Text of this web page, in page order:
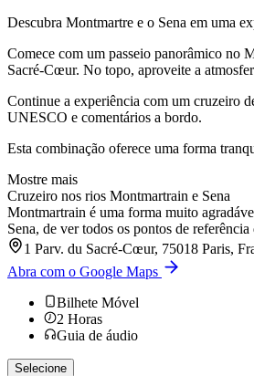
Descubra Montmartre e o Sena em uma
Comece com um passeio panorâmico no
Sacré-Cœur. No topo, aproveite a
Continue a experiência com um cruzeiro
UNESCO e comentários a bordo.
Esta combinação oferece uma forma
Mostre mais
Cruzeiro nos rios Montmartrain e Sena
Montmartrain é uma forma muito
Sena, de ver todos os pontos de
1 Parv. du Sacré-Cœur, 75018 Paris,
Abra com o Google Maps
Bilhete Móvel
2 Horas
Guia de áudio
Selecione